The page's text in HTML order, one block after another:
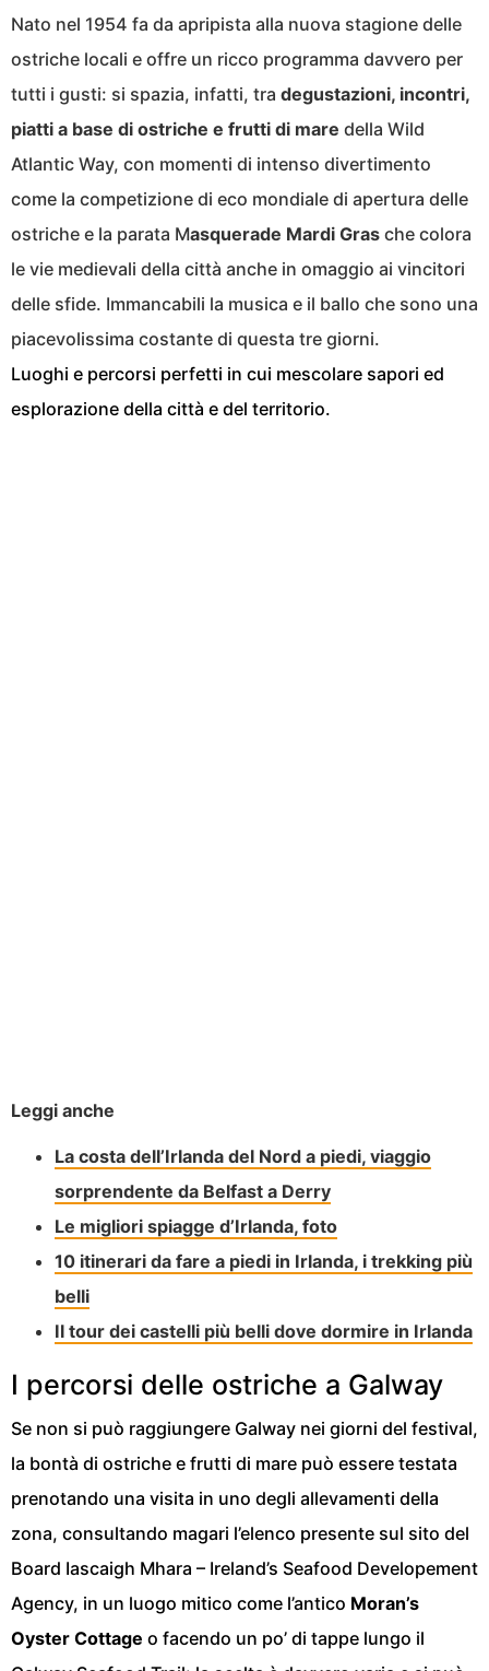
Nato nel 1954 fa da apripista alla nuova stagione delle
ostriche locali e offre un ricco programma davvero per
tutti i gusti: si spazia, infatti, tra degustazioni, incontri,
piatti a base di ostriche e frutti di mare della Wild
Atlantic Way, con momenti di intenso divertimento
come la competizione di eco mondiale di apertura delle
ostriche e la parata Masquerade Mardi Gras che colora
le vie medievali della città anche in omaggio ai vincitori
delle sfide. Immancabili la musica e il ballo che sono una
piacevolissima costante di questa tre giorni.
Luoghi e percorsi perfetti in cui mescolare sapori ed
esplorazione della città e del territorio.
Leggi anche
La costa dell’Irlanda del Nord a piedi, viaggio
sorprendente da Belfast a Derry
Le migliori spiagge d’Irlanda, foto
10 itinerari da fare a piedi in Irlanda, i trekking più
belli
Il tour dei castelli più belli dove dormire in Irlanda
I percorsi delle ostriche a Galway
Se non si può raggiungere Galway nei giorni del festival,
la bontà di ostriche e frutti di mare può essere testata
prenotando una visita in uno degli allevamenti della
zona, consultando magari l’elenco presente sul sito del
Board Iascaigh Mhara – Ireland’s Seafood Developement
Agency, in un luogo mitico come l’antico Moran’s
Oyster Cottage o facendo un po’ di tappe lungo il